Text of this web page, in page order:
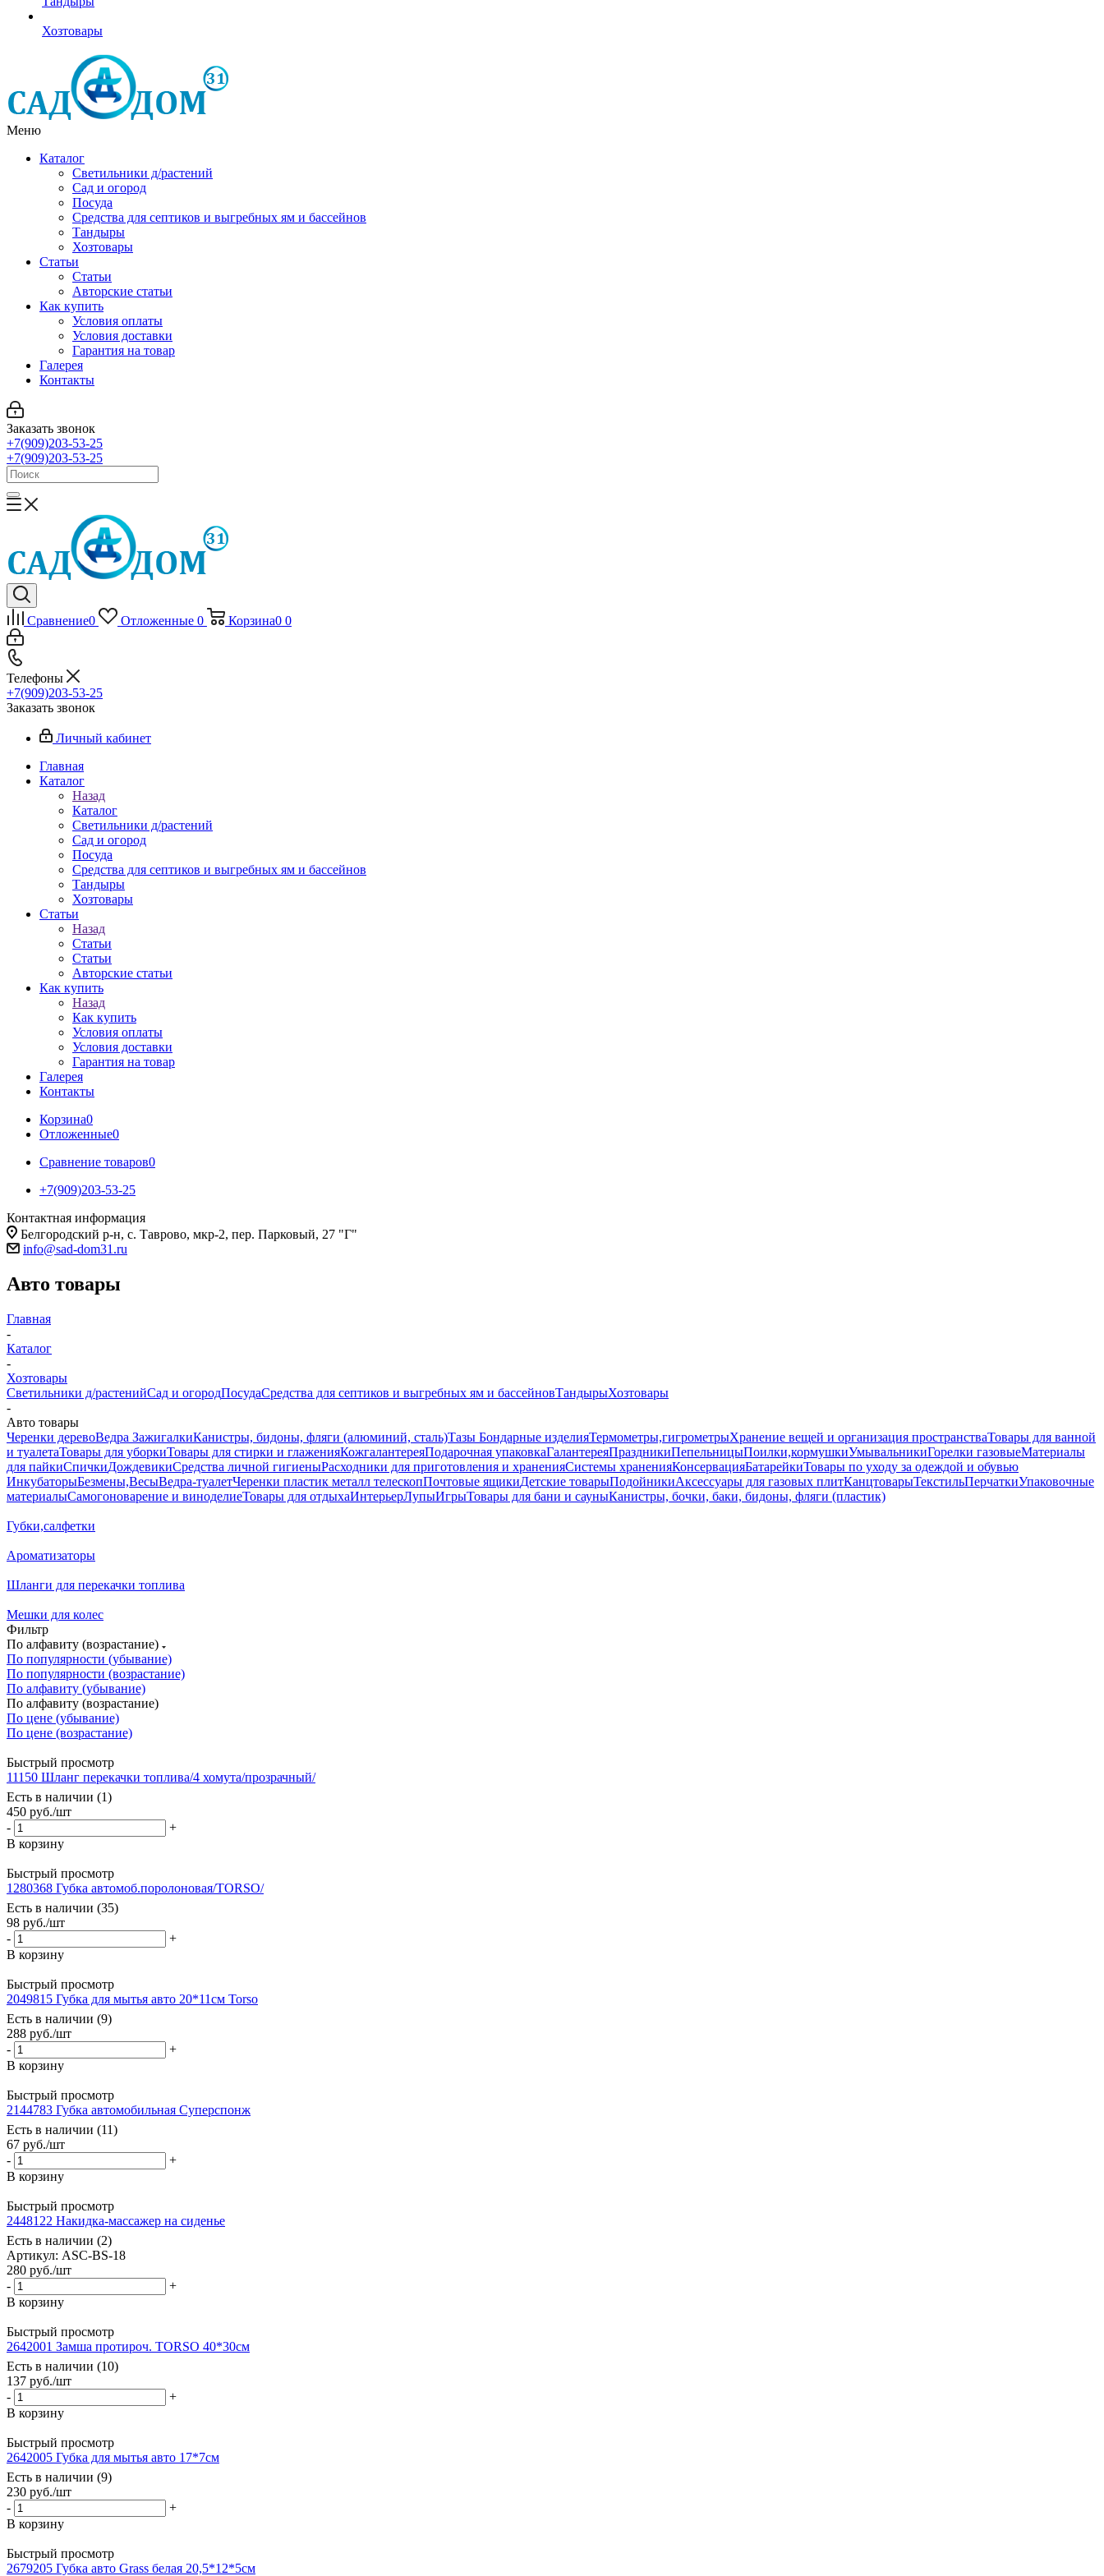
Хозтовары
Меню
Каталог
Светильники д/растений
Сад и огород
Посуда
Средства для септиков и выгребных ям и бассейнов
Тандыры
Хозтовары
Статьи
Статьи
Авторские статьи
Как купить
Условия оплаты
Условия доставки
Гарантия на товар
Галерея
Контакты
Заказать звонок
+7(909)203-53-25
+7(909)203-53-25
Сравнение0 Отложенные 0 Корзина0 0
Телефоны
+7(909)203-53-25
Заказать звонок
Личный кабинет
Главная
Каталог
Назад
Каталог
Светильники д/растений
Сад и огород
Посуда
Средства для септиков и выгребных ям и бассейнов
Тандыры
Хозтовары
Статьи
Назад
Статьи
Статьи
Авторские статьи
Как купить
Назад
Как купить
Условия оплаты
Условия доставки
Гарантия на товар
Галерея
Контакты
Корзина0
Отложенные0
Сравнение товаров0
+7(909)203-53-25
Контактная информация
Белгородский р-н, с. Таврово, мкр-2, пер. Парковый, 27 "Г"
info@sad-dom31.ru
Авто товары
Главная
-
Каталог
-
Хозтовары
Светильники д/растенийСад и огородПосудаСредства для септиков и выгребных ям и бассейновТандырыХозтовары
-
Авто товары
Черенки деревоВедра ЗажигалкиКанистры, бидоны, фляги (алюминий, сталь)Тазы Бондарные изделияТермометры,гигрометрыХранение вещей и организация пространстваТовары для ванной
и туалетаТовары для уборкиТовары для стирки и глаженияКожгалантереяПодарочная упаковкаГалантереяПраздникиПепельницыПоилки,кормушкиУмывальникиГорелки газовыеМатериалы
для пайкиСпичкиДождевикиСредства личной гигиеныРасходники для приготовления и храненияСистемы храненияКонсервацияБатарейкиТовары по уходу за одеждой и обувью
ИнкубаторыБезмены,ВесыВедра-туалетЧеренки пластик металл телескопПочтовые ящикиДетские товарыПодойникиАксессуары для газовых плитКанцтоварыТекстильПерчаткиУпаковочные
материалыСамогоноварение и виноделиеТовары для отдыхаИнтерьерЛупыИгрыТовары для бани и сауныКанистры, бочки, баки, бидоны, фляги (пластик)
Губки,салфетки
Ароматизаторы
Шланги для перекачки топлива
Мешки для колес
Фильтр
По алфавиту (возрастание)
По популярности (убывание)
По популярности (возрастание)
По алфавиту (убывание)
По алфавиту (возрастание)
По цене (убывание)
По цене (возрастание)
Быстрый просмотр
11150 Шланг перекачки топлива/4 хомута/прозрачный/
Есть в наличии (1)
450 руб./шт
-
+
В корзину
Быстрый просмотр
1280368 Губка автомоб.поролоновая/TORSO/
Есть в наличии (35)
98 руб./шт
-
+
В корзину
Быстрый просмотр
2049815 Губка для мытья авто 20*11см Torso
Есть в наличии (9)
288 руб./шт
-
+
В корзину
Быстрый просмотр
2144783 Губка автомобильная Суперспонж
Есть в наличии (11)
67 руб./шт
-
+
В корзину
Быстрый просмотр
2448122 Накидка-массажер на сиденье
Есть в наличии (2)
Артикул: ASC-BS-18
280 руб./шт
-
+
В корзину
Быстрый просмотр
2642001 Замша протироч. TORSO 40*30см
Есть в наличии (10)
137 руб./шт
-
+
В корзину
Быстрый просмотр
2642005 Губка для мытья авто 17*7см
Есть в наличии (9)
230 руб./шт
-
+
В корзину
Быстрый просмотр
2679205 Губка авто Grass белая 20,5*12*5см